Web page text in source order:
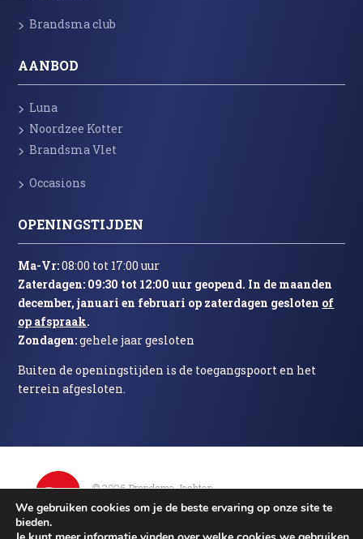
Brandsma club
AANBOD
Luna
Noordzee Kotter
Brandsma Vlet
Occasions
OPENINGSTIJDEN
Ma-Vr:08:00 tot 17:00 uur
Zaterdagen: 09:30 tot 12:00 uur geopend. In de maanden
december, januari en februari op zaterdagen gesloten of
op afspraak.
Zondagen:gehele jaar gesloten
Buiten de openingstijden is de toegangspoort en het
terrein afgesloten.
© 2026 Brandsma Jachten
Home– Algemeen –Privacy & cookies–Contact
We gebruiken cookies om je de beste ervaring op onze site te
bieden.